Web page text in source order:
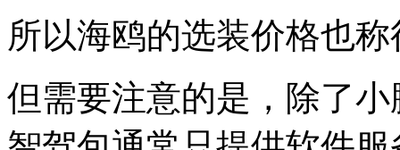
所以海鸥的选装价格也
但需要注意的是，除了